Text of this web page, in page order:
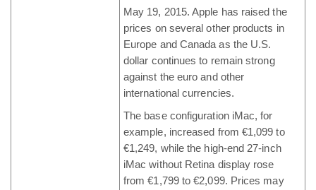
May 19, 2015. Apple has raised the
prices on several other products in
Europe and Canada as the U.S.
dollar continues to remain strong
against the euro and other
international currencies.
The base configuration iMac, for
example, increased from €1,099 to
€1,249, while the high-end 27-inch
iMac without Retina display rose
from €1,799 to €2,099. Prices may